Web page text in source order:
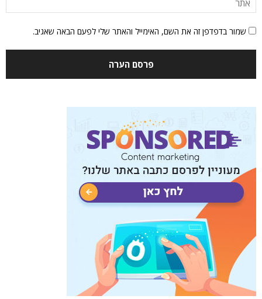
שמור בדפדפן זה את השם, האימייל והאתר שלי לפעם הבאה שאגיב.